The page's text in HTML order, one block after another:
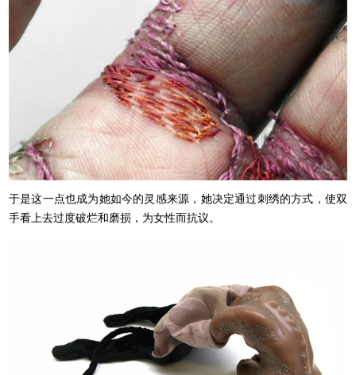
于是这一点也成为她如今的灵感来源，她决定通过刺绣的方式，使双
手看上去过度破烂和磨损，为女性而抗议。